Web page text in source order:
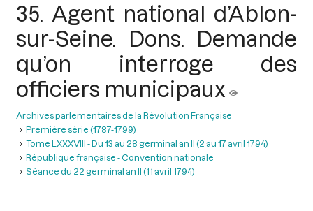
35. Agent national d’Ablon-
sur-Seine. Dons. Demande
qu’on interroge des
officiers municipaux
Archives parlementaires de la Révolution Française
Première série (1787-1799)
Tome LXXXVIII - Du 13 au 28 germinal an II (2 au 17 avril 1794)
République française - Convention nationale
Séance du 22 germinal an II (11 avril 1794)